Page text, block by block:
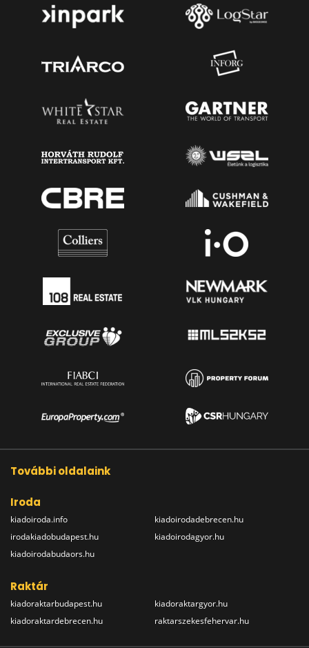
További oldalaink
Iroda
kiadoiroda.info
irodakiadobudapest.hu
kiadoirodabudaors.hu
kiadoirodadebrecen.hu
kiadoirodagyor.hu
Raktár
kiadoraktarbudapest.hu
kiadoraktardebrecen.hu
kiadoraktargyor.hu
raktarszekesfehervar.hu